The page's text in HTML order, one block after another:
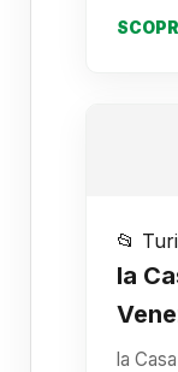
📂
la
la